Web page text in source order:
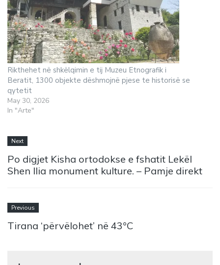
Rikthehet në shkëlqimin e tij Muzeu Etnografik i
Beratit, 1300 objekte dëshmojnë pjese te historisë se
qytetit
May 30, 2026
In "Arte"
Next
Po digjet Kisha ortodokse e fshatit Lekël
Shen Ilia monument kulture. – Pamje direkt
Previous
Tirana ‘përvëlohet’ në 43°C